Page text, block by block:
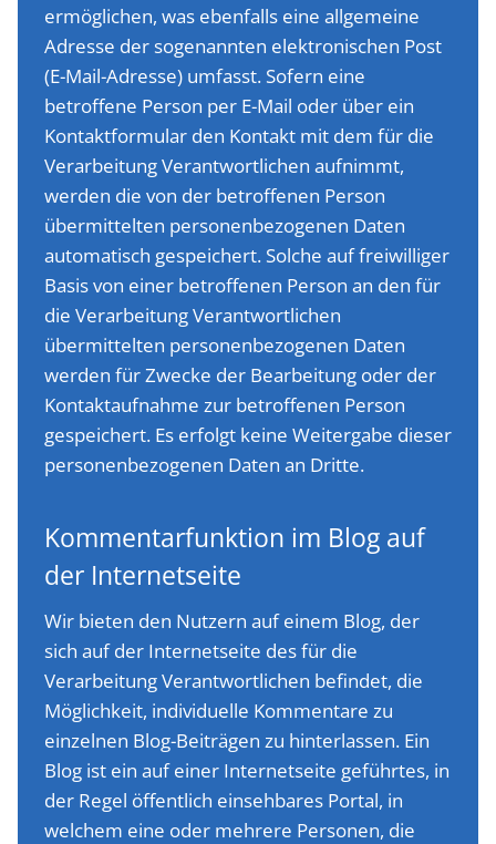
ermöglichen, was ebenfalls eine allgemeine
Adresse der sogenannten elektronischen Post
(E-Mail-Adresse) umfasst. Sofern eine
betroffene Person per E-Mail oder über ein
Kontaktformular den Kontakt mit dem für die
Verarbeitung Verantwortlichen aufnimmt,
werden die von der betroffenen Person
übermittelten personenbezogenen Daten
automatisch gespeichert. Solche auf freiwilliger
Basis von einer betroffenen Person an den für
die Verarbeitung Verantwortlichen
übermittelten personenbezogenen Daten
werden für Zwecke der Bearbeitung oder der
Kontaktaufnahme zur betroffenen Person
gespeichert. Es erfolgt keine Weitergabe dieser
personenbezogenen Daten an Dritte.
Kommentarfunktion im Blog auf
der Internetseite
Wir bieten den Nutzern auf einem Blog, der
sich auf der Internetseite des für die
Verarbeitung Verantwortlichen befindet, die
Möglichkeit, individuelle Kommentare zu
einzelnen Blog-Beiträgen zu hinterlassen. Ein
Blog ist ein auf einer Internetseite geführtes, in
der Regel öffentlich einsehbares Portal, in
welchem eine oder mehrere Personen, die